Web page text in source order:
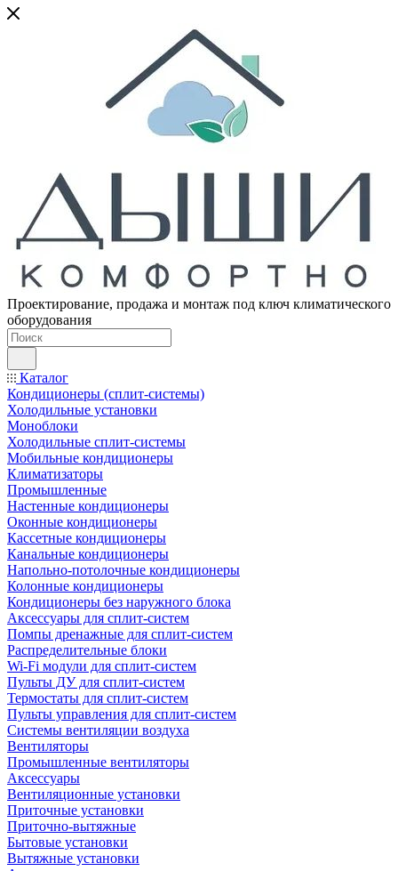
Проектирование, продажа и монтаж под ключ климатического
оборудования
Каталог
Кондиционеры (сплит-системы)
Холодильные установки
Моноблоки
Холодильные сплит-системы
Мобильные кондиционеры
Климатизаторы
Промышленные
Настенные кондиционеры
Оконные кондиционеры
Кассетные кондиционеры
Канальные кондиционеры
Напольно-потолочные кондиционеры
Колонные кондиционеры
Кондиционеры без наружного блока
Аксессуары для сплит-систем
Помпы дренажные для сплит-систем
Распределительные блоки
Wi-Fi модули для сплит-систем
Пульты ДУ для сплит-систем
Термостаты для сплит-систем
Пульты управления для сплит-систем
Системы вентиляции воздуха
Вентиляторы
Промышленные вентиляторы
Аксессуары
Вентиляционные установки
Приточные установки
Приточно-вытяжные
Бытовые установки
Вытяжные установки